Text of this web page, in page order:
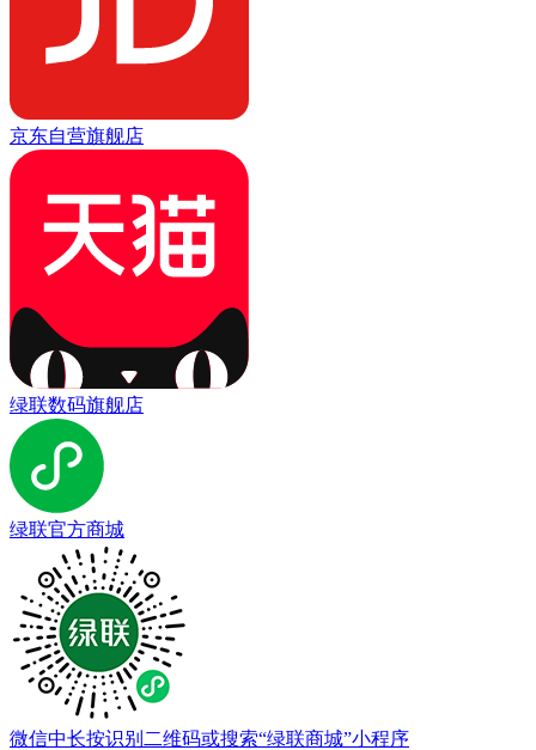
京东自营旗舰店
绿联数码旗舰店
绿联官方商城
微信中长按识别二维码或搜索“绿联商城”小程序